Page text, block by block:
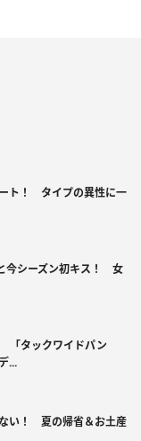
ト！ タイプの異性に一
今シーズン初キス！ 女
「タックワイドパン
...
い！ 夏の帰省＆お土産